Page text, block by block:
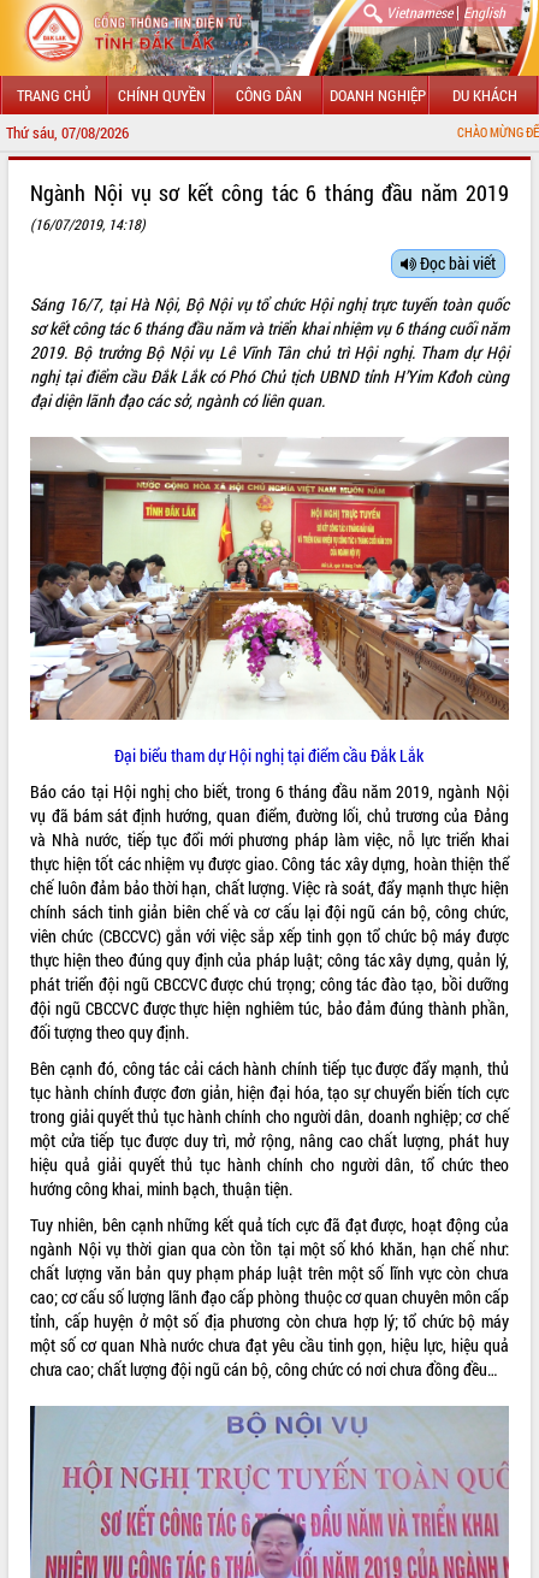
Vietnamese| English
TRANG CHỦ CHÍNH QUYỀN CÔNG DÂN DOANH NGHIỆP DU KHÁCH
Thứ sáu, 07/08/2026 CHÀO MỪNG ĐẾN VỚI
LÃNH ĐẠO UBND TỈNH
SỞ, BAN, NGÀNH
UBND CÁC XÃ, PHƯỜNG
HỆ THỐNG VĂN BẢN
VĂN BẢN HĐND TỈNH
ĐIỂM TIN VĂN BẢN
QUY HOẠCH - KẾ HOẠCH
VIDEO
Khám bệnh, cấp phát thuốc miễn phí
và tặng quà người dân xã Cư Pui
Hội nghị UBND tỉnh Đắk Lắk thường kỳ
tháng 7/2026
Lễ truy tặng danh hiệu “Bà Mẹ Việt
Nam Anh hùng” và trao Huân chương
Lao động
UBND tỉnh Đắk Lắk triển khai nhiệm
vụ 6 tháng cuối năm 2026
ALBUM ẢNH
Ngành Nội vụ sơ kết công tác 6 tháng đầu năm 2019
(16/07/2019, 14:18)
Đọc bài viết
Sáng 16/7, tại Hà Nội, Bộ Nội vụ tổ chức Hội nghị trực tuyến toàn quốc
sơ kết công tác 6 tháng đầu năm và triển khai nhiệm vụ 6 tháng cuối năm
2019. Bộ trưởng Bộ Nội vụ Lê Vĩnh Tân chủ trì Hội nghị. Tham dự Hội
nghị tại điểm cầu Đắk Lắk có Phó Chủ tịch UBND tỉnh H’Yim Kđoh cùng
đại diện lãnh đạo các sở, ngành có liên quan.
Đại biểu tham dự Hội nghị tại điểm cầu Đắk Lắk
Báo cáo tại Hội nghị cho biết, trong 6 tháng đầu năm 2019, ngành Nội
vụ đã bám sát định hướng, quan điểm, đường lối, chủ trương của Đảng
và Nhà nước, tiếp tục đổi mới phương pháp làm việc, nỗ lực triển khai
thực hiện tốt các nhiệm vụ được giao. Công tác xây dựng, hoàn thiện thể
chế luôn đảm bảo thời hạn, chất lượng. Việc rà soát, đẩy mạnh thực hiện
chính sách tinh giản biên chế và cơ cấu lại đội ngũ cán bộ, công chức,
viên chức (CBCCVC) gắn với việc sắp xếp tinh gọn tổ chức bộ máy được
thực hiện theo đúng quy định của pháp luật; công tác xây dựng, quản lý,
phát triển đội ngũ CBCCVC được chú trọng; công tác đào tạo, bồi dưỡng
đội ngũ CBCCVC được thực hiện nghiêm túc, bảo đảm đúng thành phần,
đối tượng theo quy định.
Bên cạnh đó, công tác cải cách hành chính tiếp tục được đẩy mạnh, thủ
tục hành chính được đơn giản, hiện đại hóa, tạo sự chuyển biến tích cực
trong giải quyết thủ tục hành chính cho người dân, doanh nghiệp; cơ chế
một cửa tiếp tục được duy trì, mở rộng, nâng cao chất lượng, phát huy
hiệu quả giải quyết thủ tục hành chính cho người dân, tổ chức theo
hướng công khai, minh bạch, thuận tiện.
Tuy nhiên, bên cạnh những kết quả tích cực đã đạt được, hoạt động của
ngành Nội vụ thời gian qua còn tồn tại một số khó khăn, hạn chế như:
chất lượng văn bản quy phạm pháp luật trên một số lĩnh vực còn chưa
cao; cơ cấu số lượng lãnh đạo cấp phòng thuộc cơ quan chuyên môn cấp
tỉnh, cấp huyện ở một số địa phương còn chưa hợp lý; tổ chức bộ máy
một số cơ quan Nhà nước chưa đạt yêu cầu tinh gọn, hiệu lực, hiệu quả
chưa cao; chất lượng đội ngũ cán bộ, công chức có nơi chưa đồng đều…